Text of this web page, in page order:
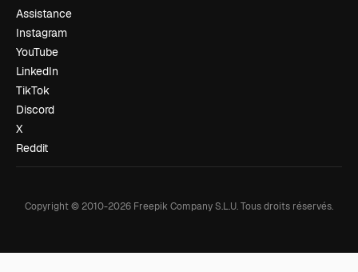
Assistance
Instagram
YouTube
LinkedIn
TikTok
Discord
X
Reddit
Copyright © 2010-2026 Freepik Company S.L.U.Tous droits réservés.